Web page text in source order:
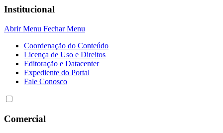
Institucional
Abrir Menu Fechar Menu
Coordenação do Conteúdo
Licença de Uso e Direitos
Editoração e Datacenter
Expediente do Portal
Fale Conosco
Comercial